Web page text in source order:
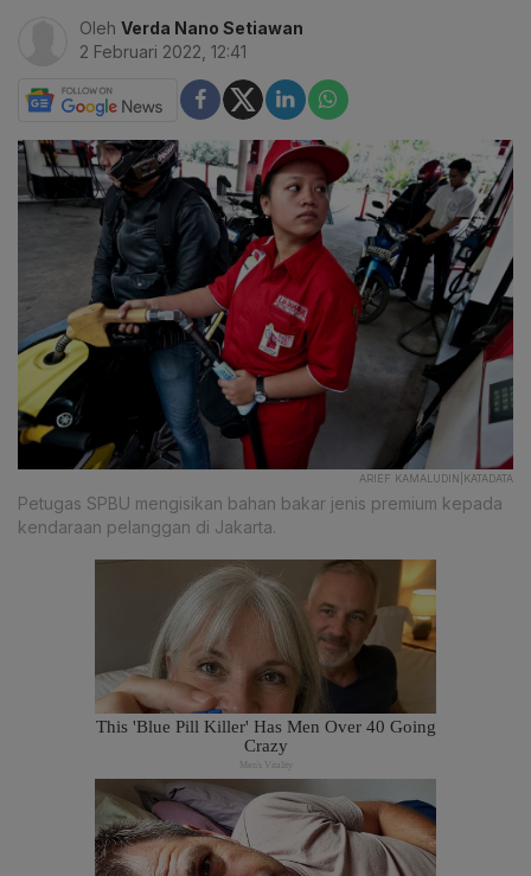
Oleh Verda Nano Setiawan
2 Februari 2022, 12:41
ARIEF KAMALUDIN|KATADATA
Petugas SPBU mengisikan bahan bakar jenis premium kepada
kendaraan pelanggan di Jakarta.